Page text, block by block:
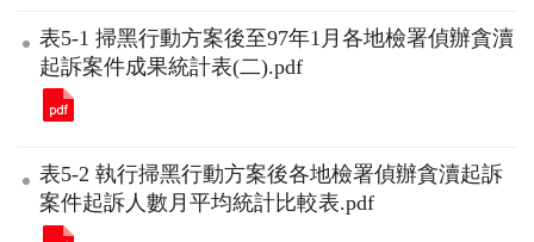
表5-1 掃黑行動方案後至97年1月各地檢署偵辦貪瀆
起訴案件成果統計表(二).pdf
表5-2 執行掃黑行動方案後各地檢署偵辦貪瀆起訴
案件起訴人數月平均統計比較表.pdf